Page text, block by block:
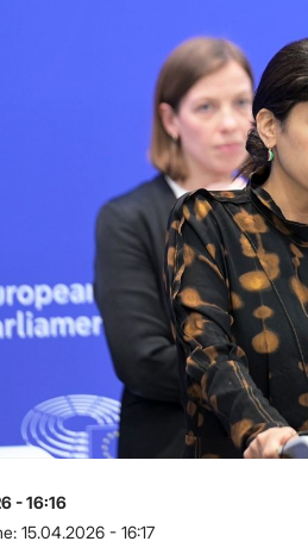
- 16:16
15.04.2026 - 16:17